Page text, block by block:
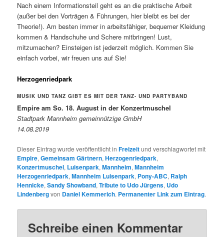
Nach einem Informationsteil geht es an die praktische Arbeit
(außer bei den Vorträgen & Führungen, hier bleibt es bei der
Theorie!). Am besten immer in arbeitsfähiger, bequemer Kleidung
kommen & Handschuhe und Schere mitbringen! Lust,
mitzumachen? Einsteigen ist jederzeit möglich. Kommen Sie
einfach vorbei, wir freuen uns auf Sie!
Herzogenriedpark
MUSIK UND TANZ GIBT ES MIT DER TANZ- UND PARTYBAND
Empire am So. 18. August in der Konzertmuschel
Stadtpark Mannheim gemeinnützige GmbH
14.08.2019
Dieser Eintrag wurde veröffentlicht inFreizeitund verschlagwortet mit
Empire,Gemeinsam Gärtnern,Herzogenriedpark,
Konzertmuschel, Luisenpark,Mannheim,Mannheim
Herzogenriedpark,Mannheim Luisenpark, Pony-ABC, Ralph
Hennicke,Sandy Showband,Tribute to Udo Jürgens, Udo
Lindenbergvon Daniel Kemmerich. Permanenter Link zum Eintrag.
Schreibe einen Kommentar